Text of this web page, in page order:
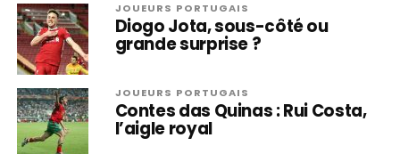
JOUEURS PORTUGAIS
Diogo Jota, sous-côté ou
grande surprise ?
JOUEURS PORTUGAIS
Contes das Quinas : Rui Costa,
l’aigle royal